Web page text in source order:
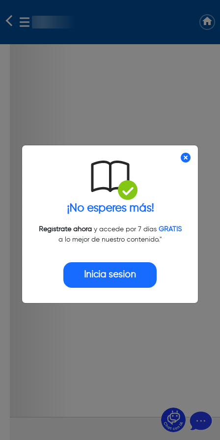
¡No esperes más!
Regístrate ahoray accede por 7 días GRATIS
a lo mejor de nuestro contenido."
Inicia sesión